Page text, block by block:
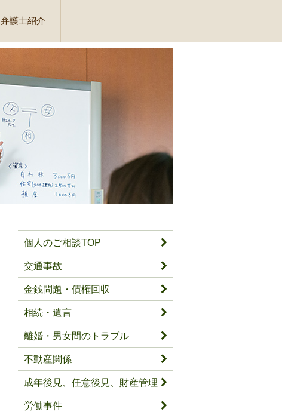
弁護士紹介
個人のご相談TOP
交通事故
金銭問題・債権回収
相続・遺言
離婚・男女間のトラブル
不動産関係
成年後見、任意後見、財産管理
労働事件